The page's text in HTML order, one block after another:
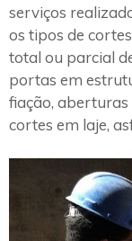
serviços
os tipos de
total ou parcial
portas em
fiação, aberturas
cortes em laje,